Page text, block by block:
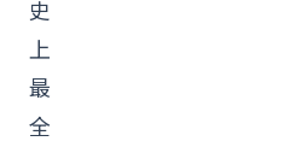
史
上
最
全